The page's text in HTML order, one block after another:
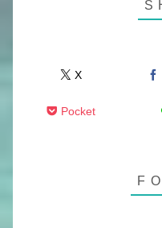
X
Pocket